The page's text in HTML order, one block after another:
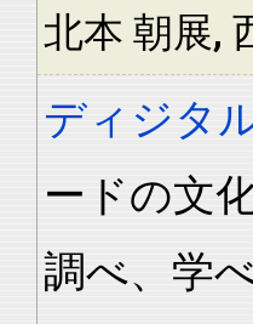
北本 朝展,
ディジタ
ードの文
調べ、学